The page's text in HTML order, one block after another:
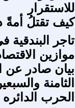
للاستقرار
كيف تقتلُ
تاجر البندقية
موازين
بيان صادر عن
الثامنة
الحرب